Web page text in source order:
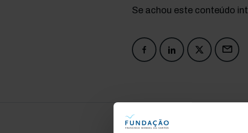
Se achou este conteúdo